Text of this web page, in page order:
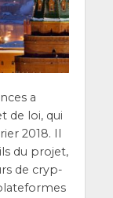
a
de loi, qui
2018. Il
du pro­jet,
de cryp­